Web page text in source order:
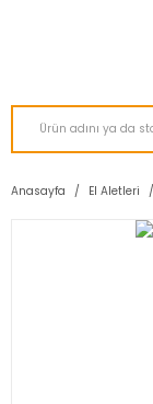
Anasayfa El Aletleri